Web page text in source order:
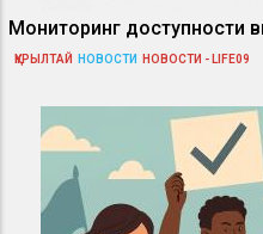
Мониторинг доступности
ҚҰРЫЛТАЙ НОВОСТИ НОВОСТИ - LIFE09